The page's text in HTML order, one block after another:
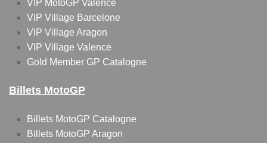
VIP MotoGP Valence
VIP Village Barcelone
VIP Village Aragon
VIP Village Valence
Gold Member GP Catalogne
Billets MotoGP
Billets MotoGP Catalogne
Billets MotoGP Aragon